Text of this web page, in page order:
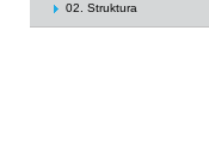
02. Struktura